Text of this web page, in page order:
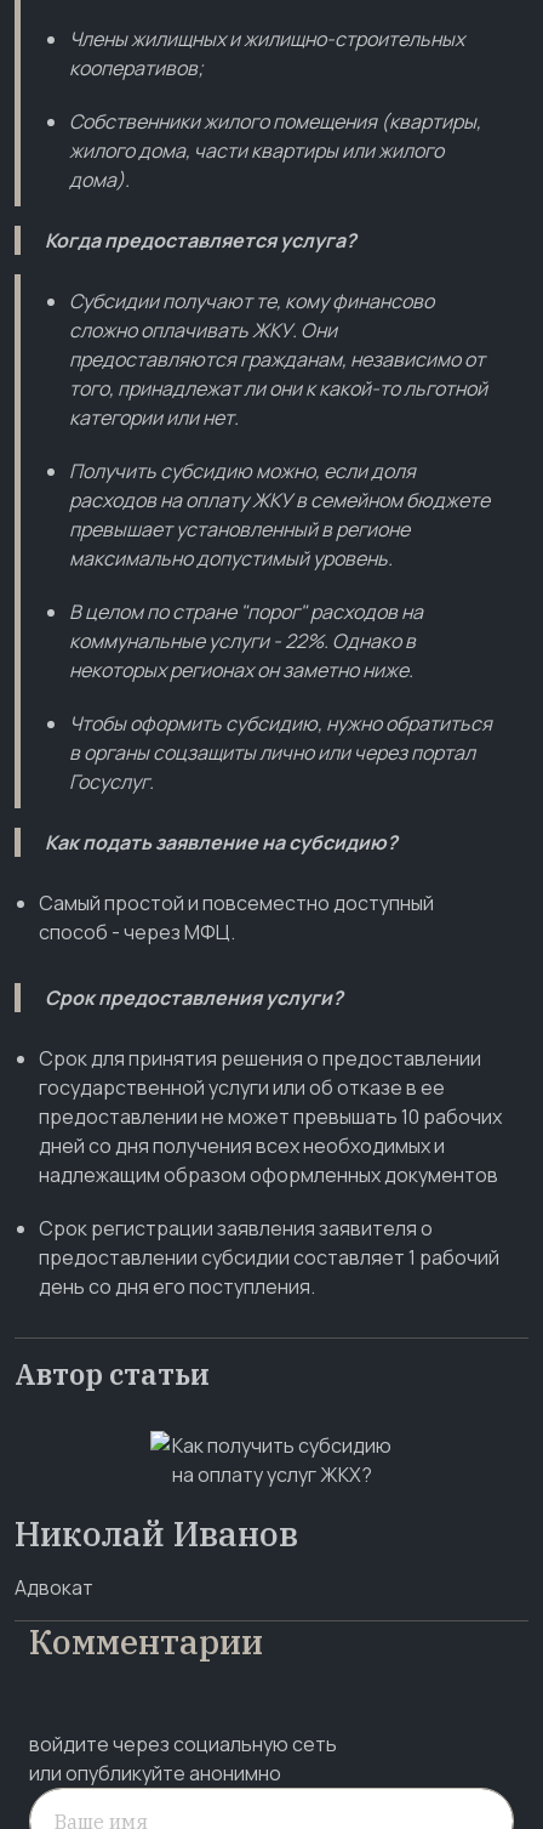
Члены жилищных и жилищно-строительных
кооперативов;
Собственники жилого помещения (квартиры,
жилого дома, части квартиры или жилого
дома).
Когда предоставляется услуга?
Субсидии получают те, кому финансово
сложно оплачивать ЖКУ. Они
предоставляются гражданам, независимо от
того, принадлежат ли они к какой-то льготной
категории или нет.
Получить субсидию можно, если доля
расходов на оплату ЖКУ в семейном бюджете
превышает установленный в регионе
максимально допустимый уровень.
В целом по стране "порог" расходов на
коммунальные услуги - 22%. Однако в
некоторых регионах он заметно ниже.
Чтобы оформить субсидию, нужно обратиться
в органы соцзащиты лично или через портал
Госуслуг.
Как подать заявление на субсидию?
Самый простой и повсеместно доступный
способ - через МФЦ.
Срок предоставления услуги?
Срок для принятия решения о предоставлении
государственной услуги или об отказе в ее
предоставлении не может превышать 10 рабочих
дней со дня получения всех необходимых и
надлежащим образом оформленных документов
Срок регистрации заявления заявителя о
предоставлении субсидии составляет 1 рабочий
день со дня его поступления.
Автор статьи
Николай Иванов
Адвокат
Комментарии
войдите через социальную сеть
или опубликуйте анонимно